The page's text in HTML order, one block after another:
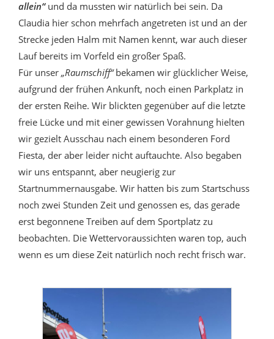
allein“ und da mussten wir natürlich bei sein. Da
Claudia hier schon mehrfach angetreten ist und an der
Strecke jeden Halm mit Namen kennt, war auch dieser
Lauf bereits im Vorfeld ein großer Spaß.
Für unser „Raumschiff“bekamen wir glücklicher Weise,
aufgrund der frühen Ankunft, noch einen Parkplatz in
der ersten Reihe. Wir blickten gegenüber auf die letzte
freie Lücke und mit einer gewissen Vorahnung hielten
wir gezielt Ausschau nach einem besonderen Ford
Fiesta, der aber leider nicht auftauchte. Also begaben
wir uns entspannt, aber neugierig zur
Startnummernausgabe. Wir hatten bis zum Startschuss
noch zwei Stunden Zeit und genossen es, das gerade
erst begonnene Treiben auf dem Sportplatz zu
beobachten. Die Wettervoraussichten waren top, auch
wenn es um diese Zeit natürlich noch recht frisch war.